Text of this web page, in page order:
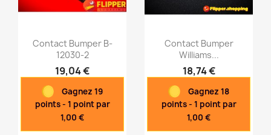
Aperçu rapide
Contact Bumper B-
12030-2
19,04 €
Gagnez 19
points - 1 point par
1,00 €
Aperçu rapide
Contact Bumper
Williams...
18,74 €
Gagnez 18
points - 1 point par
1,00 €